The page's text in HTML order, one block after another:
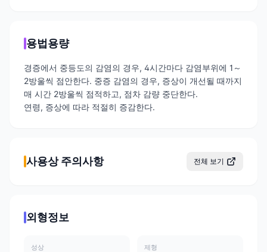
용법용량
경증에서 중등도의 감염의 경우, 4시간마다 감염부위에 1～
2방울씩 점안한다. 중증 감염의 경우, 증상이 개선될 때까지
매 시간 2방울씩 점적하고, 점차 감량 중단한다.
연령, 증상에 따라 적절히 증감한다.
사용상 주의사항 전체 보기
외형정보
성상 제형